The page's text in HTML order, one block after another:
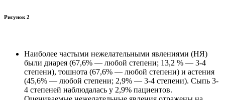
Рисунок 2
Наиболее частыми нежелательными явлениями (НЯ)
были диарея (67,6% — любой степени; 13,2 % — 3-4
степени), тошнота (67,6% — любой степени) и астения
(45,6% — любой степени; 2,9% — 3-4 степени). Сыпь 3-
4 степеней наблюдалась у 2,9% пациентов.